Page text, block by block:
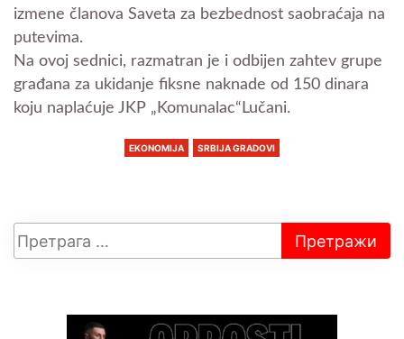
izmene članova Saveta za bezbednost saobraćaja na
putevima.
Na ovoj sednici, razmatran je i odbijen zahtev grupe
građana za ukidanje fiksne naknade od 150 dinara
koju naplaćuje JKP „Komunalac“Lučani.
EKONOMIJA SRBIJA GRADOVI